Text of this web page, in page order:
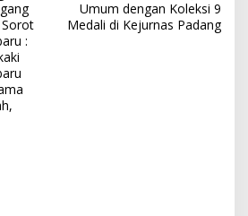
Sorot
:
Umum dengan Koleksi 9
Medali di Kejurnas Padang